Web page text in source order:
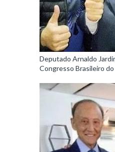
Deputado Arnaldo
Congresso Brasileiro